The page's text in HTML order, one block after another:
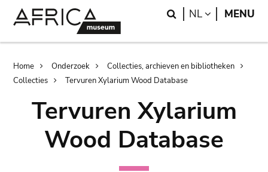
Search
NL LANGUAGE
MENU
Breadcrumb
Home Onderzoek
Collecties, archieven en bibliotheken
Collecties
Tervuren Xylarium Wood Database
Tervuren Xylarium
Wood Database